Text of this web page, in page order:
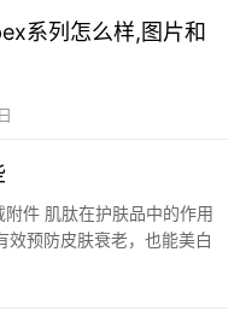
系列怎么样,图片和
件 肌肽在护肤品中的作用
预防皮肤衰老，也能美白
的伤害，能够让细胞膜处
力，把皮肤里面的代谢物